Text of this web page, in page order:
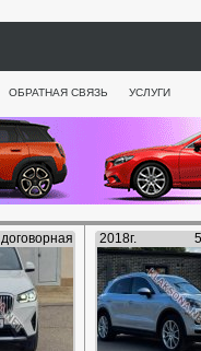
ОБРАТНАЯ СВЯЗЬ УСЛУГИ
договорная 2018г.